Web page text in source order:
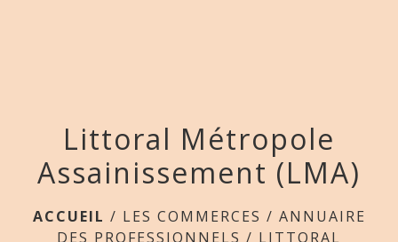
Littoral Métropole
Assainissement (LMA)
ACCUEIL / LES COMMERCES / ANNUAIRE
DES PROFESSIONNELS / LITTORAL